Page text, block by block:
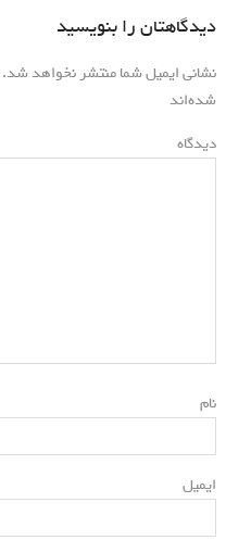
دیدگاهتان را بنویسید
نشانی ایمیل شما منتشر نخواهد شد.
شده‌اند
دیدگاه*
نام*
ایمیل*